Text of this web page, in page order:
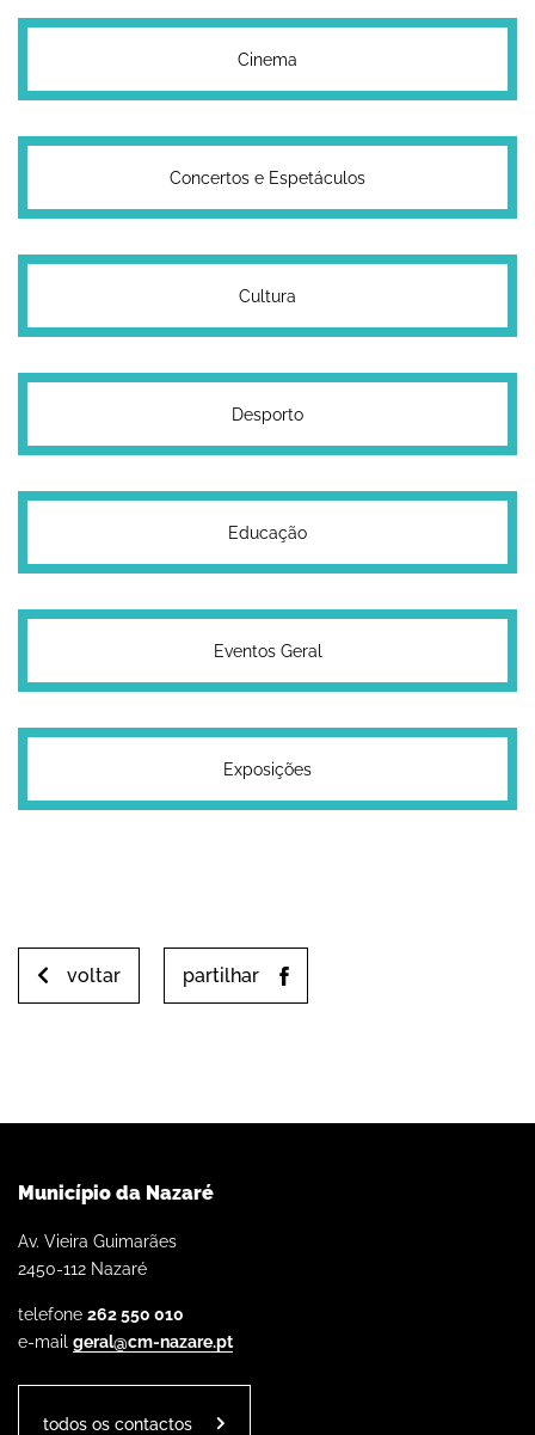
Cinema
Concertos e Espetáculos
Cultura
Desporto
Educação
Eventos Geral
Exposições
voltar partilhar
Município da Nazaré
Av. Vieira Guimarães
2450-112 Nazaré
telefone 262 550 010
e-mail geral@cm-nazare.pt
todos os contactos